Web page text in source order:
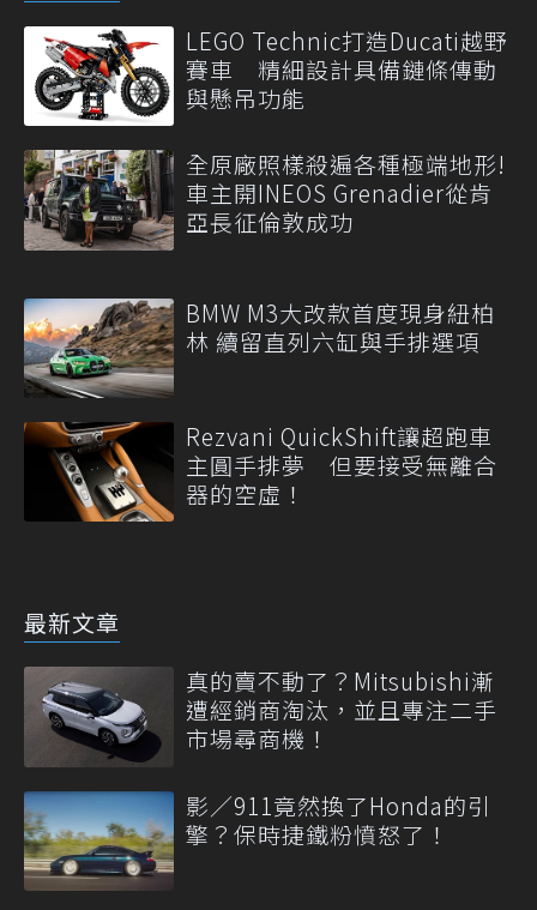
LEGO Technic打造Ducati越野
賽車 精細設計具備鏈條傳動
與懸吊功能
全原廠照樣殺遍各種極端地形!
車主開INEOS Grenadier從肯
亞長征倫敦成功
BMW M3大改款首度現身紐柏
林 續留直列六缸與手排選項
Rezvani QuickShift讓超跑車
主圓手排夢 但要接受無離合
器的空虛！
最新文章
真的賣不動了？Mitsubishi漸
遭經銷商淘汰，並且專注二手
市場尋商機！
影／911竟然換了Honda的引
擎？保時捷鐵粉憤怒了！